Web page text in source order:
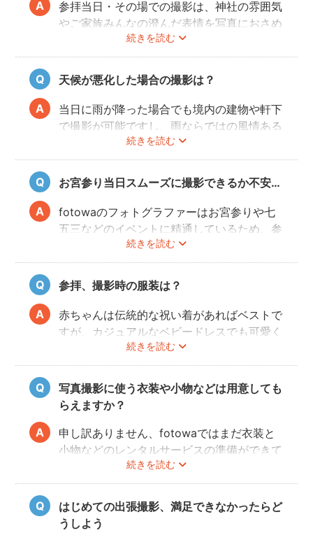
続きを読む
参拝当日・その場での撮影は、神社の雰囲気
やご家族みんなの澄んだ表情を写真におさめ
ることできオススメですが、当日は慌ただし
くて撮影はちょっと…という場合でも、出発
前のご自宅や参拝後のお食事会など想い出に
残る記念写真を撮影できます。
天候が悪化した場合の撮影は？
続きを読む
当日に雨が降った場合でも境内の建物や軒下
で撮影が可能ですし、雨ならではの風情ある
写真にも仕上がります。
また、撮影の実施が難しいと判断される天候
不良の場合、事前にフォトグラファーと決行
もしくは日時変更を相談してください。
日時変更方法はこちらをご参照ください。
お宮参り当日スムーズに撮影できるか不安…
続きを読む
fotowaのフォトグラファーはお宮参りや七
五三などのイベントに精通しているため、参
拝や家族団欒を乱すことなくスムーズに撮影
することができます。
参拝、撮影時の服装は？
続きを読む
赤ちゃんは伝統的な祝い着があればベストで
すが、カジュアルなベビードレスでも可愛く
写すことができます。またご両親も着物を着
ると雰囲気が出ますが、洋服でもおしゃれな
写真に仕上がります。
写真撮影に使う衣装や小物などは用意しても
らえますか？
続きを読む
申し訳ありません、fotowaではまだ衣装と
小物などのレンタルサービスの準備ができて
おりませんので、お客様ご自身にご用意をお
願いしております。
はじめての出張撮影、満足できなかったらど
うしよう